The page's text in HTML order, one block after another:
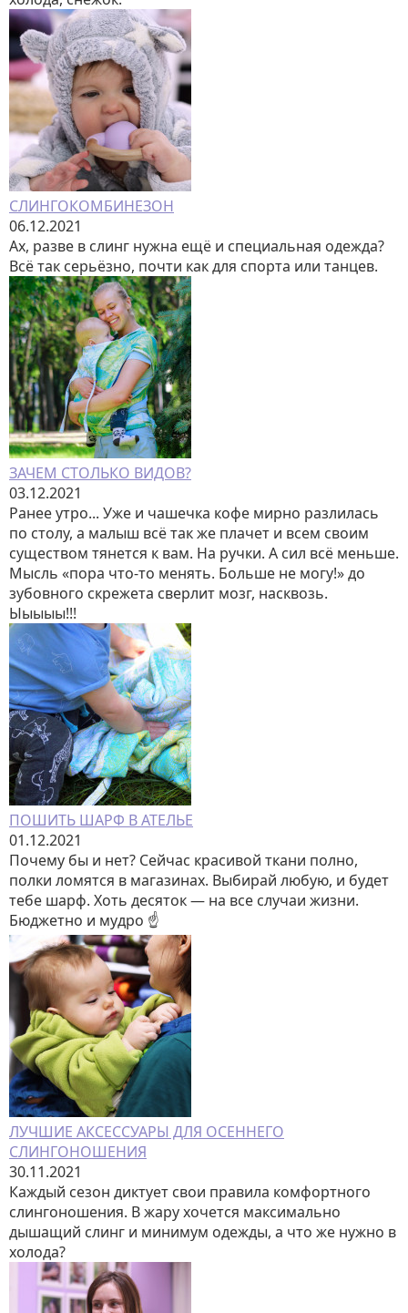
СЛИНГОКОМБИНЕЗОН
06.12.2021
Ах, разве в слинг нужна ещё и специальная одежда?
Всё так серьёзно, почти как для спорта или танцев.
ЗАЧЕМ СТОЛЬКО ВИДОВ?
03.12.2021
Ранее утро... Уже и чашечка кофе мирно разлилась
по столу, а малыш всё так же плачет и всем своим
существом тянется к вам. На ручки. А сил всё меньше.
Мысль «пора что-то менять. Больше не могу!» до
зубовного скрежета сверлит мозг, насквозь.
Ыыыыы!!!
ПОШИТЬ ШАРФ В АТЕЛЬЕ
01.12.2021
Почему бы и нет? Сейчас красивой ткани полно,
полки ломятся в магазинах. Выбирай любую, и будет
тебе шарф. Хоть десяток — на все случаи жизни.
Бюджетно и мудро ☝️
ЛУЧШИЕ АКСЕССУАРЫ ДЛЯ ОСЕННЕГО
СЛИНГОНОШЕНИЯ
30.11.2021
Каждый сезон диктует свои правила комфортного
слингоношения. В жару хочется максимально
дышащий слинг и минимум одежды, а что же нужно в
холода?